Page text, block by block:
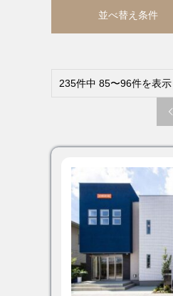
並べ替え条件
235件中 85〜96件を表示
